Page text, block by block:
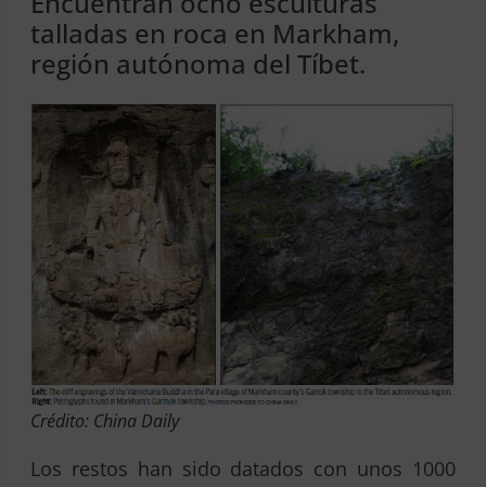
talladas en roca en Markham,
región autónoma del Tíbet.
Crédito: China Daily
Los restos han sido datados con unos 1000